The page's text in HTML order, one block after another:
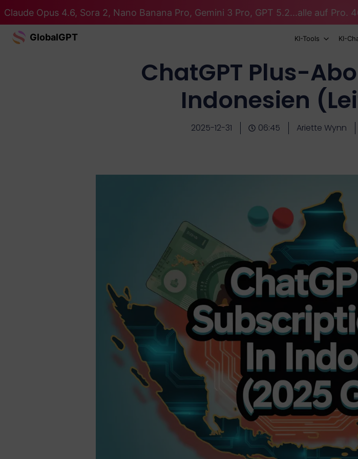
Claude Opus 4.6, Sora 2, Nano Banana Pro, Gemini 3 Pro, GPT 5.2...alle auf Pro.
GlobalGPT KI-Tools KI-
ChatGPT Plus-
Indonesien
2025-12-31 06:45 Ariette Wynn